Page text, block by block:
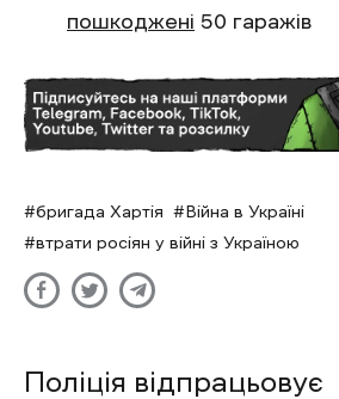
пошкоджені 50 гаражів
бригада Хартія
Війна в Україні
втрати росіян у війні з Україною
Поліція відпрацьовує